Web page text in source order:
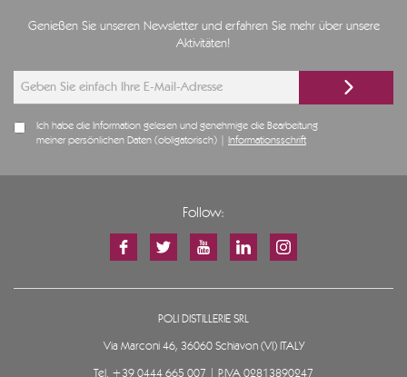
Genießen Sie unseren Newsletter und erfahren Sie mehr über unsere
Aktivitäten!
Ich habe die Information gelesen und genehmige die Bearbeitung
meiner persönlichen Daten (obligatorisch) | Informationsschrift
Follow:
POLI DISTILLERIE SRL
Via Marconi 46, 36060 Schiavon (VI) ITALY
Tel. +39 0444 665 007 | P.IVA 02813890247